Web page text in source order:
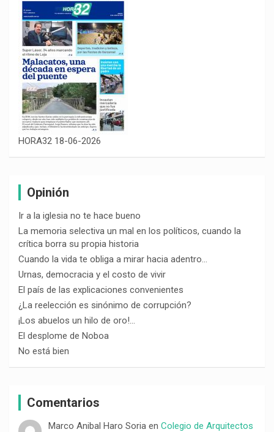
HORA32 18-06-2026
Opinión
Ir a la iglesia no te hace bueno
La memoria selectiva un mal en los políticos, cuando la
crítica borra su propia historia
Cuando la vida te obliga a mirar hacia adentro…
Urnas, democracia y el costo de vivir
El país de las explicaciones convenientes
¿La reelección es sinónimo de corrupción?
¡Los abuelos un hilo de oro!…
El desplome de Noboa
No está bien
Comentarios
Marco Anibal Haro Soriaen Colegio de Arquitectos